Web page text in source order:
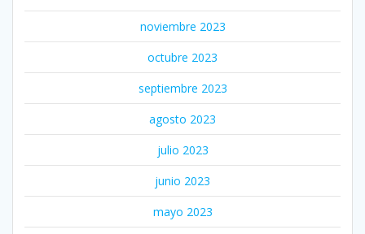
noviembre 2023
octubre 2023
septiembre 2023
agosto 2023
julio 2023
junio 2023
mayo 2023